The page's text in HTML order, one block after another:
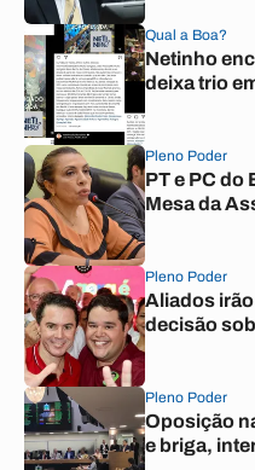
Qual a Boa?
Netinho
deixa trio
Pleno Poder
PT e PC do
Mesa da
Pleno Poder
Aliados
decisão
Pleno Poder
Oposição
e briga,